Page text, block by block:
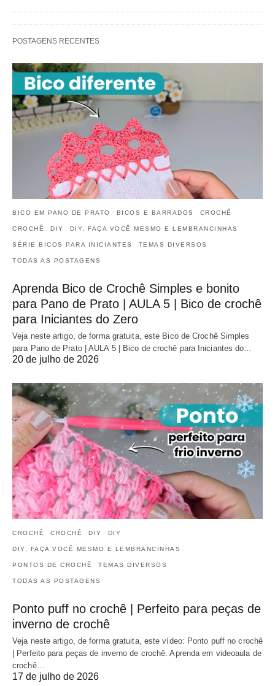
POSTAGENS RECENTES
BICO EM PANO DE PRATO BICOS E BARRADOS CROCHÊ
CROCHÊ DIY DIY, FAÇA VOCÊ MESMO E LEMBRANCINHAS
SÉRIE BICOS PARA INICIANTES TEMAS DIVERSOS
TODAS AS POSTAGENS
Aprenda Bico de Crochê Simples e bonito
para Pano de Prato | AULA 5 | Bico de crochê
para Iniciantes do Zero
Veja neste artigo, de forma gratuita, este Bico de Crochê Simples
para Pano de Prato | AULA 5 | Bico de crochê para Iniciantes do…
20 de julho de 2026
CROCHÊ CROCHÊ DIY DIY
DIY, FAÇA VOCÊ MESMO E LEMBRANCINHAS
PONTOS DE CROCHÊ TEMAS DIVERSOS
TODAS AS POSTAGENS
Ponto puff no crochê | Perfeito para peças de
inverno de crochê
Veja neste artigo, de forma gratuita, este vídeo: Ponto puff no crochê
| Perfeito para peças de inverno de crochê. Aprenda em videoaula de
crochê…
17 de julho de 2026